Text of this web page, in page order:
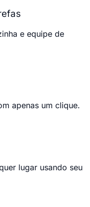
e equipe de
apenas um clique.
lugar usando seu